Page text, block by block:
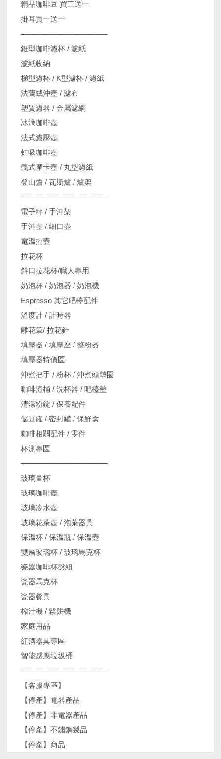
精品咖啡豆 買三送一
掛耳買一送一
────────────────
錐型咖啡濾杯 / 濾紙
濾紙收納
梯型濾杯 / K型濾杯 / 濾紙
法蘭絨沖壺 / 濾布
塑質濾器 / 金屬濾網
冰滴咖啡壺
法式濾壓壺
虹吸咖啡壺
義式摩卡壺 / 丸型濾紙
登山爐 / 瓦斯爐 / 爐架
────────────────
電子秤 / 手沖架
手沖壺 / 細口壺
電溫控壺
拉花杯
斜口拉花杯/職人專用
奶泡杯 / 奶泡器 / 奶泡機
Espresso 其它吧檯配件
溫度計 / 計時器
雕花筆/ 拉花針
填壓器 / 填壓座 / 整粉器
填壓器特價區
沖煮把手 / 粉杯 / 沖煮頭墊圈
咖啡渣桶 / 洗杯器 / 吧檯墊
清潔粉錠 / 保養配件
儲豆罐 / 密封罐 / 保鮮盒
咖啡相關配件 / 零件
杯測專區
────────────────
玻璃量杯
玻璃咖啡壺
玻璃冷水壺
玻璃花茶壺 / 泡茶器具
保溫杯 / 保溫瓶 / 保溫壺
雙層玻璃杯 / 玻璃馬克杯
瓷器咖啡杯盤組
瓷器馬克杯
瓷器餐具
榨汁機 / 鬆餅機
家庭用品
紅酒器具專區
智能感應垃圾桶
────────────────
【客服專區】
【停產】電器產品
【停產】非電器產品
【停產】不鏽鋼製品
【停產】商品